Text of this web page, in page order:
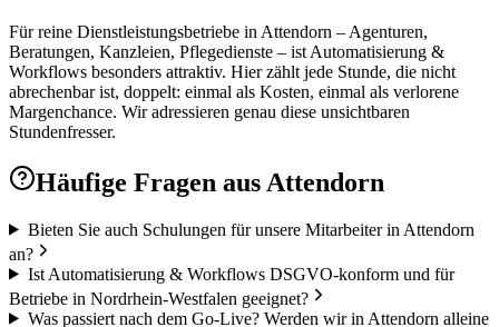
Für reine Dienstleistungsbetriebe in Attendorn – Agenturen,
Beratungen, Kanzleien, Pflegedienste – ist Automatisierung &
Workflows besonders attraktiv. Hier zählt jede Stunde, die nicht
abrechenbar ist, doppelt: einmal als Kosten, einmal als verlorene
Margenchance. Wir adressieren genau diese unsichtbaren
Stundenfresser.
Häufige Fragen aus Attendorn
Bieten Sie auch Schulungen für unsere Mitarbeiter in Attendorn
an?
Ist Automatisierung & Workflows DSGVO-konform und für
Betriebe in Nordrhein-Westfalen geeignet?
Was passiert nach dem Go-Live? Werden wir in Attendorn alleine